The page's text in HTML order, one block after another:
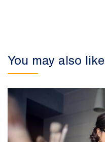
You may also